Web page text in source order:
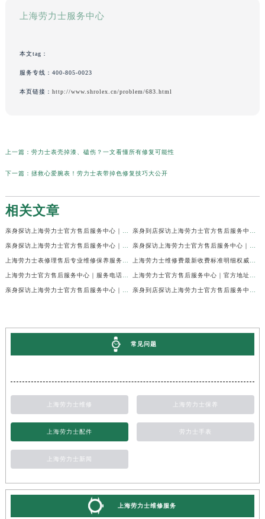
上海劳力士服务中心
本文tag：
服务专线： 400-805-0023
本页链接： http://www.shrolex.cn/problem/683.html
上一篇： 劳力士表壳掉漆、磕伤？一文看懂所有修复可能性
下一篇： 拯救心爱腕表！劳力士表带掉色修复技巧大公开
相关文章
常见问题
上海劳力士维修 上海劳力士保养
上海劳力士配件 劳力士手表
上海劳力士新闻
上海劳力士维修服务